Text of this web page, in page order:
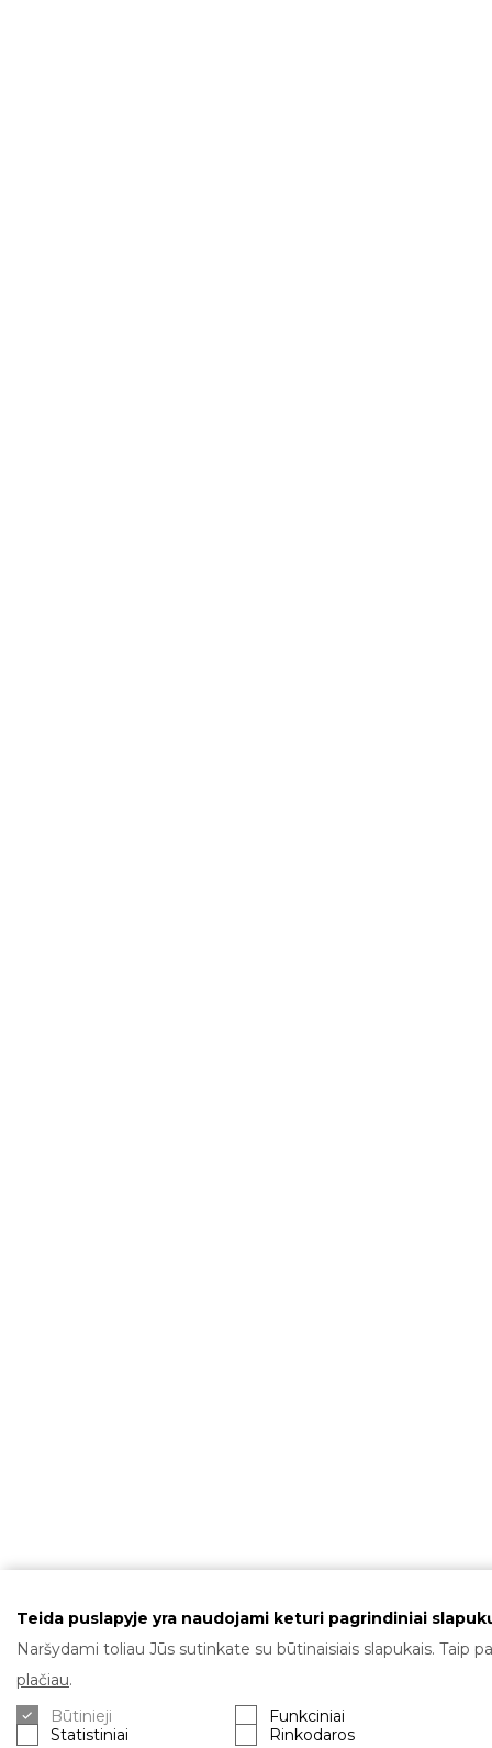
Teida puslapyje yra naudojami keturi pagrindiniai
Naršydami toliau Jūs sutinkate su būtinaisiais slapukais. Taip
plačiau.
Būtinieji
Funkciniai
Statistiniai
Rinkodaros